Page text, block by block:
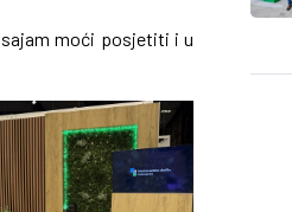
sajam moći posjetiti i u